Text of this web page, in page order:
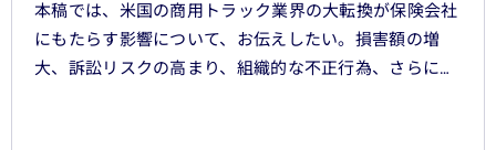
本稿では、米国の商用トラック業界の大転換が保険会社
にもたらす影響について、お伝えしたい。損害額の増
大、訴訟リスクの高まり、組織的な不正行為、さらには